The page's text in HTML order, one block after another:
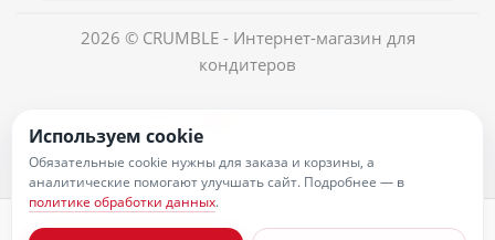
2026 © CRUMBLE - Интернет-магазин для
кондитеров
Используем cookie
Обязательные cookie нужны для заказа и корзины, а
аналитические помогают улучшать сайт. Подробнее — в
политике обработки данных.